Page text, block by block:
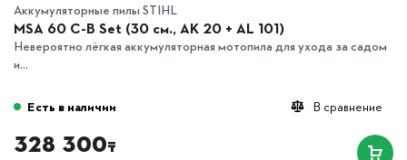
Аккумуляторные пилы STIHL
MSA 60 C-B Set (30 см., AK 20 + AL 101)
Невероятно лёгкая аккумуляторная мотопила для ухода за садом
и...
В сравнение
Есть в наличии
328 300₸